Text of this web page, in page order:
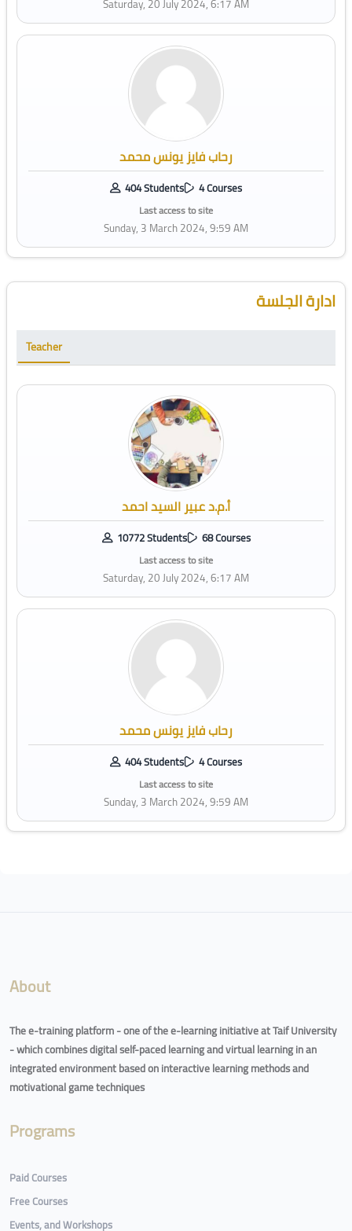
Saturday, 20 July 2024, 6:17 AM
رحاب فايز يونس محمد
404 Students 4 Courses
Last access to site
Sunday, 3 March 2024, 9:59 AM
Skip [Cocoon] Course Instructor ادارة الجلسة
Teacher
أ.م.د عبير السيد احمد
10772 Students 68 Courses
Last access to site
Saturday, 20 July 2024, 6:17 AM
رحاب فايز يونس محمد
404 Students 4 Courses
Last access to site
Sunday, 3 March 2024, 9:59 AM
About
The e-training platform - one of the e-learning initiative at Taif University
- which combines digital self-paced learning and virtual learning in an
integrated environment based on interactive learning methods and
motivational game techniques
Programs
Paid Courses
Free Courses
Events, and Workshops